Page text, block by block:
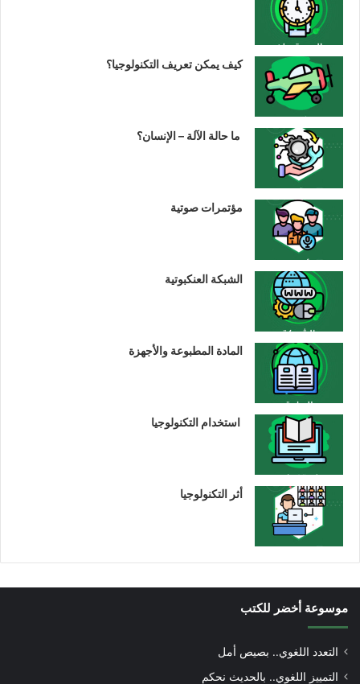
كيف يمكن تعريف التكنولوجيا؟
ما حالة الآلة – الإنسان؟
مؤتمرات صوتية
الشبكة العنكبوتية
المادة المطبوعة والأجهزة
استخدام التكنولوجيا
أثر التكنولوجيا
موسوعة أخضر للكتب
التعدد اللغوي.. بصيص أمل
التمييز اللغوي.. بالحديث نحكم